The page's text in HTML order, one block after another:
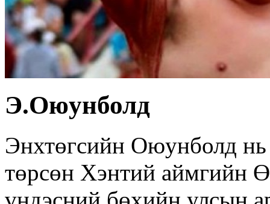
Э.Оюунболд
Энхтөгсийн Оюунболд
төрсөн Хэнтий аймгийн